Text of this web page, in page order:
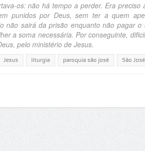
não há tempo a perder. Era preciso
punidos por Deus, sem ter a quem
não sairá da prisão enquanto não pagar o
a soma necessária. Por conseguinte,
pelo ministério de Jesus.
Jesus liturgia paroquia são josé São